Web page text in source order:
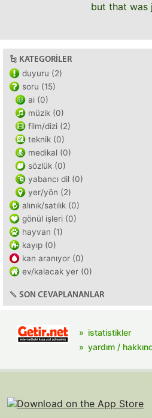
but that was
KATEGORILER
duyuru (2)
soru (15)
ai (0)
müzik (0)
film/dizi (2)
teknik (0)
medikal (0)
sözlük (0)
yabancı dil (0)
yer/yön (2)
alınık/satılık (0)
gönül işleri (0)
hayvan (1)
kayıp (0)
kan aranıyor (0)
ev/kalacak yer (0)
SON CEVAPLANANLAR
istatistikler
yardım /